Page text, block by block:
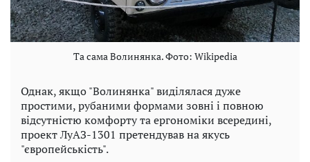
Та сама Волинянка. Фото: Wikipedia
Однак, якщо "Волинянка" виділялася дуже
простими, рубаними формами зовні і повною
відсутністю комфорту та ергономіки всередині,
проект ЛуАЗ-1301 претендував на якусь
"європейськість".